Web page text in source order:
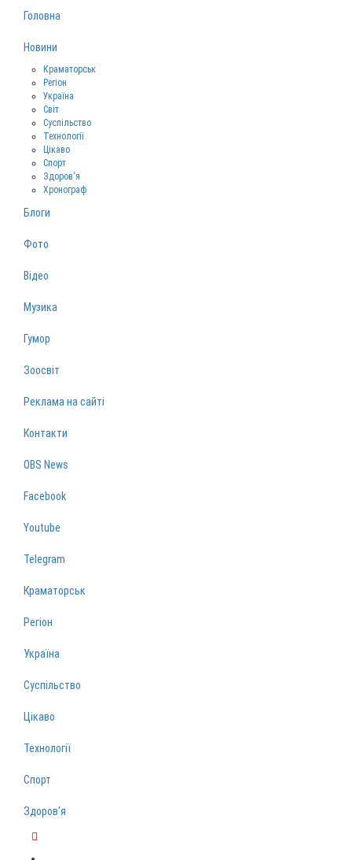
Головна
Новини
Краматорськ
Регіон
Україна
Світ
Суспільство
Технології
Цікаво
Спорт
Здоров‘я
Хронограф
Блоги
Фото
Відео
Музика
Гумор
Зоосвіт
Реклама на сайті
Контакти
OBS News
Facebook
Youtube
Telegram
Краматорськ
Регіон
Україна
Суспільство
Цікаво
Технології
Спорт
Здоров‘я